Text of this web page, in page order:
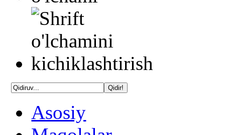
Asosiy